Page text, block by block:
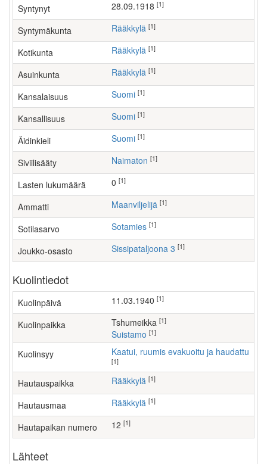
Syntynyt 28.09.1918 [1]
Syntymäkunta Rääkkylä [1]
Kotikunta Rääkkylä [1]
Asuinkunta Rääkkylä [1]
Kansalaisuus Suomi [1]
Kansallisuus Suomi [1]
Äidinkieli Suomi [1]
Siviilisääty Naimaton [1]
Lasten lukumäärä [1]
Ammatti maanviljelijä [1]
Sotilasarvo Sotamies [1]
Joukko-osasto Sissipataljoona 3 [1]
Kuolintiedot
Kuolinpäivä 11.03.1940 [1]
Kuolinpaikka Tshumeikka [1]
Suistamo [1]
Kuolinsyy Kaatui, ruumis evakuoitu ja haudattu
[1]
Hautauspaikka Rääkkylä [1]
Hautausmaa Rääkkylä [1]
Hautapaikan numero 12 [1]
Lähteet